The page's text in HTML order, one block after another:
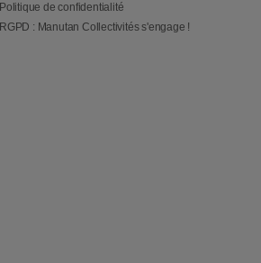
Politique de confidentialité
RGPD : Manutan Collectivités s'engage !